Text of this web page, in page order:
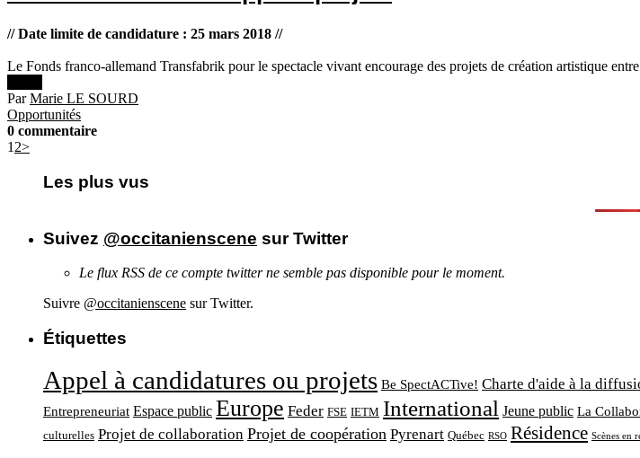
// Date limite de candidature : 25 mars 2018 //
Le Fonds franco-allemand Transfabrik pour le spectacle vivant encourage des projets de création artistique
ParMarie LE SOURD
Opportunités
0 commentaire
12>
Les plus vus
Suivez @occitanienscene sur Twitter
Le flux RSS de ce compte twitter ne semble pas disponible pour le moment.
Suivre @occitanienscene sur Twitter.
Étiquettes
Appel à candidatures ou projets Be SpectACTive! Charte d'aide à la
Entrepreneuriat Espace public Europe Feder FSE IETM International Jeune public La
culturelles Projet de collaboration Projet de coopération Pyrenart Québec RSO Résidence Scènes en